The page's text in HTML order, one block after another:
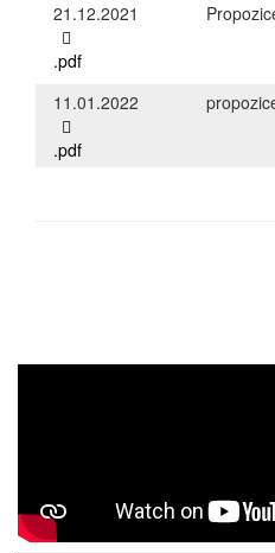
21.12.2021
.pdf
11.01.2022
.pdf